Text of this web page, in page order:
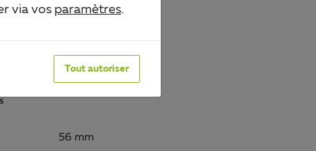
via vos paramètres.
Tout autoriser
couleur argent, anodisée
56 mm